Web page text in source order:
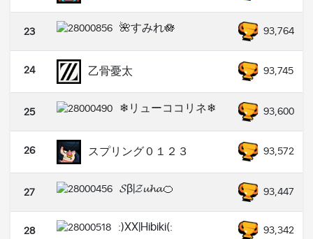
23 🌺すみれ🪷 93,764
24 乙骨憂太 93,745
25 ❄リューココリネ❄ 93,600
26 スプリング０１２３ 93,572
27 𝓢β|𝓩𝓾𝓱𝓪🍊 93,447
28 :)XX|Hibiki(: 93,342